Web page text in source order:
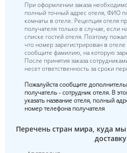
При оформлении заказа
полный точный адрес отеля, ФИО
комнаты в отеле. Рецепция отеля
получателя только в случае, если
списке гостей отеля. Поэтому
что номер зарегистрирован в
сообщите фамилию, на которую
После принятия заказа
несет ответственность за сроки
Пожалуйста сообщите
получатель - сотрудник отеля. В
указать название отеля, полный
номер телефона получателя
Перечень стран мира, куда